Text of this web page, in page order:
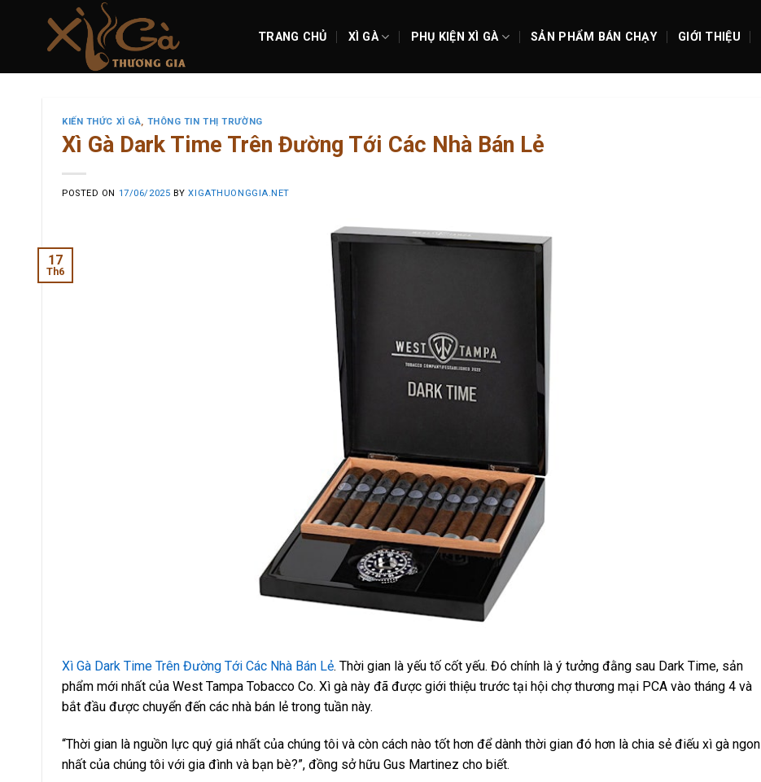
TRANG CHỦ XÌ GÀ PHỤ KIỆN XÌ GÀ SẢN PHẨM BÁN CHẠY GIỚI THIỆU
KIẾN THỨC XÌ GÀ, THÔNG TIN THỊ TRƯỜNG
Xì Gà Dark Time Trên Đường Tới Các Nhà Bán Lẻ
POSTED ON 17/06/2025 BYXIGATHUONGGIA.NET
17
Th6
Xì Gà Dark Time Trên Đường Tới Các Nhà Bán Lẻ. Thời gian là yếu tố cốt yếu. Đó chính là ý tưởng đằng sau Dark Time, sản
phẩm mới nhất của West Tampa Tobacco Co. Xì gà này đã được giới thiệu trước tại hội chợ thương mại PCA vào tháng 4 và
bắt đầu được chuyển đến các nhà bán lẻ trong tuần này.
“Thời gian là nguồn lực quý giá nhất của chúng tôi và còn cách nào tốt hơn để dành thời gian đó hơn là chia sẻ điếu xì gà ngon
nhất của chúng tôi với gia đình và bạn bè?”, đồng sở hữu Gus Martinez cho biết.